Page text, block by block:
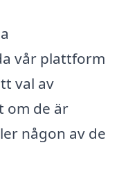
vår plattform
val av
om de är
någon av de